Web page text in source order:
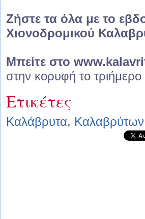
Ζήστε τα όλα με το
Χιονοδρομικού
Μπείτε στο
στην κορυφή το
Ετικέτες
Καλάβρυτα, Καλαβρύτων